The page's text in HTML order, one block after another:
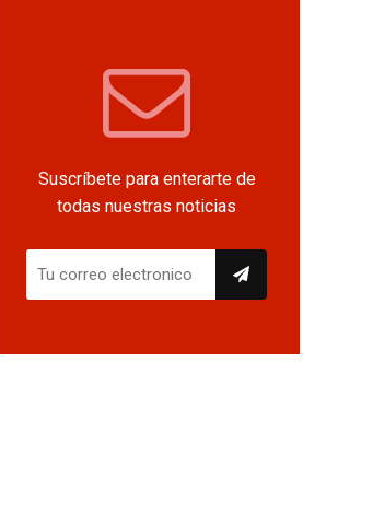
Suscríbete para enterarte de
todas nuestras noticias